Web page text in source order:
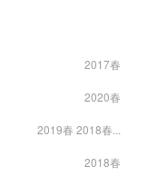
2017春
2020春
2019春 2018春...
2018春